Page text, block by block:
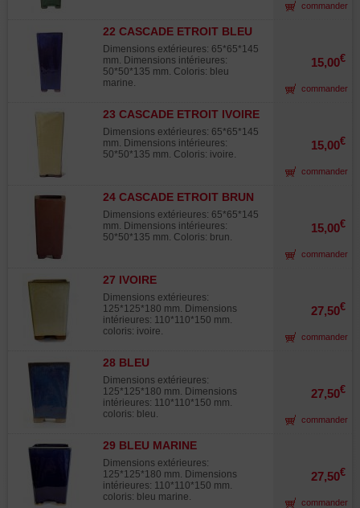
commander
22 CASCADE ETROIT BLEU
MARINE
Dimensions extérieures: 65*65*145
mm. Dimensions intérieures:
50*50*135 mm. Coloris: bleu
marine.
15,00€
commander
23 CASCADE ETROIT IVOIRE
Dimensions extérieures: 65*65*145
mm. Dimensions intérieures:
50*50*135 mm. Coloris: ivoire.
15,00€
commander
24 CASCADE ETROIT BRUN
Dimensions extérieures: 65*65*145
mm. Dimensions intérieures:
50*50*135 mm. Coloris: brun.
15,00€
commander
27 IVOIRE
Dimensions extérieures:
125*125*180 mm. Dimensions
intérieures: 110*110*150 mm.
coloris: ivoire.
27,50€
commander
28 BLEU
Dimensions extérieures:
125*125*180 mm. Dimensions
intérieures: 110*110*150 mm.
coloris: bleu.
27,50€
commander
29 BLEU MARINE
Dimensions extérieures:
125*125*180 mm. Dimensions
intérieures: 110*110*150 mm.
coloris: bleu marine.
27,50€
commander